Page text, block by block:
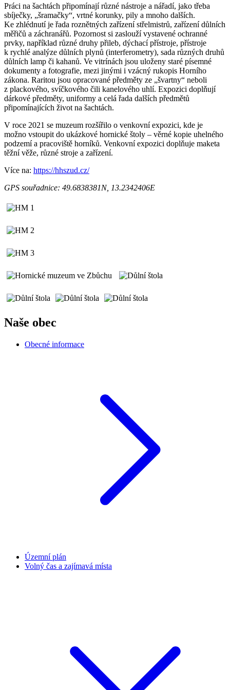
Práci na šachtách připomínají různé nástroje a nářadí, jako třeba
sbíječky, „šramačky“, vrtné korunky, pily a mnoho dalších.
Ke zhlédnutí je řada roznětných zařízení střelmistrů, zařízení důlních
měřičů a záchranářů. Pozornost si zaslouží vystavené ochranné
prvky, například různé druhy přileb, dýchací přístroje, přístroje
k rychlé analýze důlních plynů (interferometry), sada různých druhů
důlních lamp či kahanů. Ve vitrínách jsou uloženy staré písemné
dokumenty a fotografie, mezi jinými i vzácný rukopis Horního
zákona. Raritou jsou opracované předměty ze „švartny“ neboli
z plackového, svíčkového čili kanelového uhlí. Expozici doplňují
dárkové předměty, uniformy a celá řada dalších předmětů
připomínajících život na šachtách.
V roce 2021 se muzeum rozšířilo o venkovní expozici, kde je
možno vstoupit do ukázkové hornické štoly – věrné kopie uhelného
podzemí a pracoviště horníků. Venkovní expozici doplňuje maketa
těžní věže, různé stroje a zařízení.
Více na: https://hhszud.cz/
GPS souřadnice: 49.6838381N, 13.2342406E
Naše obec
Obecné informace
Územní plán
Volný čas a zajímavá místa